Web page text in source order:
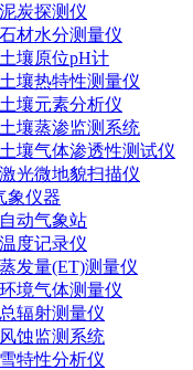
泥炭探测仪
石材水分测量仪
土壤原位pH计
土壤热特性测量仪
土壤元素分析仪
土壤蒸渗监测系统
土壤气体渗透性测试仪
激光微地貌扫描仪
象仪器
自动气象站
温度记录仪
蒸发量(ET)测量仪
环境气体测量仪
总辐射测量仪
风蚀监测系统
雪特性分析仪